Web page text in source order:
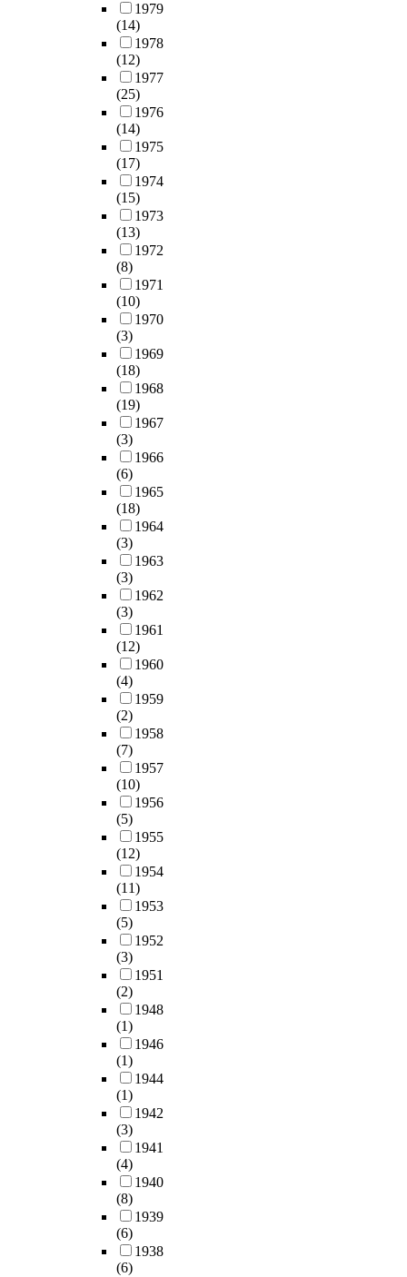
1979
(14)
1978
(12)
1977
(25)
1976
(14)
1975
(17)
1974
(15)
1973
(13)
1972
(8)
1971
(10)
1970
(3)
1969
(18)
1968
(19)
1967
(3)
1966
(6)
1965
(18)
1964
(3)
1963
(3)
1962
(3)
1961
(12)
1960
(4)
1959
(2)
1958
(7)
1957
(10)
1956
(5)
1955
(12)
1954
(11)
1953
(5)
1952
(3)
1951
(2)
1948
(1)
1946
(1)
1944
(1)
1942
(3)
1941
(4)
1940
(8)
1939
(6)
1938
(6)